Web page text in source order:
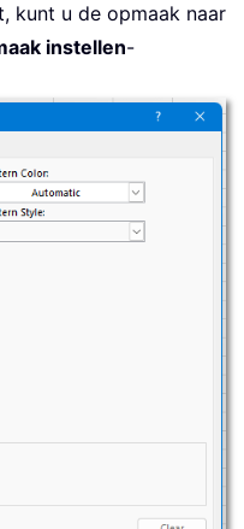
kunt u de opmaak naar
instellen-